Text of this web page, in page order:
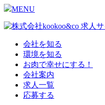
MENU
会社を知る
環境を知る
お肉で幸せにする！
会社案内
求人一覧
応募する